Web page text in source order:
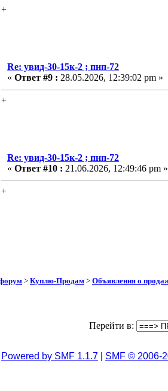
+
Re: увид-30-15к-2 ; пнп-72
« Ответ #9 : 28.05.2026, 12:39:02 pm »
+
Re: увид-30-15к-2 ; пнп-72
« Ответ #10 : 21.06.2026, 12:49:46 pm »
+
> Куплю-Продам > Объявления о
Перейти в:
Powered by SMF 1.1.7 SMF © 2006-